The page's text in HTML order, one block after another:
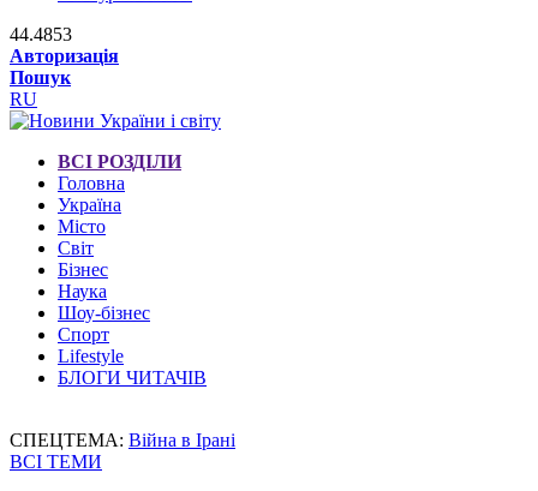
44.4853
Авторизація
Пошук
RU
ВСІ РОЗДІЛИ
Головна
Україна
Місто
Світ
Бізнес
Наука
Шоу-бізнес
Спорт
Lifestyle
БЛОГИ ЧИТАЧІВ
СПЕЦТЕМА: Війна в Ірані
ВСІ ТЕМИ